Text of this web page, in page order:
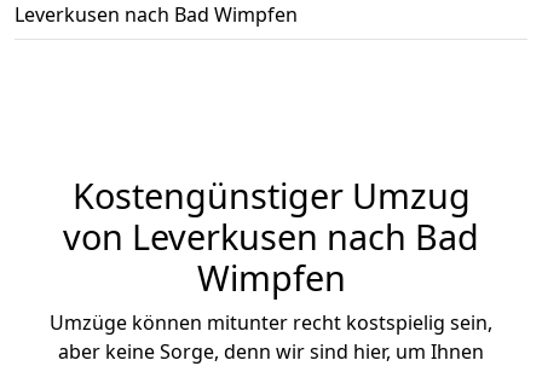
Leverkusen nach Bad Wimpfen
Kostengünstiger Umzug
von Leverkusen nach Bad
Wimpfen
Umzüge können mitunter recht kostspielig sein,
aber keine Sorge, denn wir sind hier, um Ihnen